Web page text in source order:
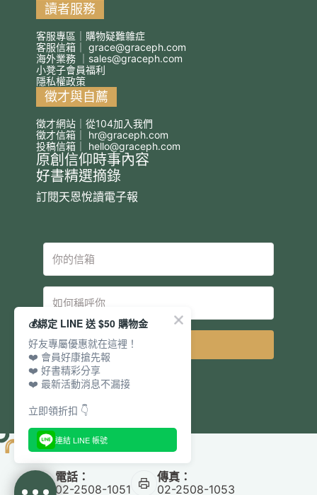
讀者服務
客服專區｜購物疑難雜症
客服信箱｜ grace@graceph.com
海外業務 ｜ sales@graceph.com
小凳子會員福利
隱私權政策
徵才與自薦
徵才網站｜從104加入我們
徵才信箱｜ hr@graceph.com
投稿信箱｜ hello@graceph.com
原創信仰時事內容
好書精選摘錄
訂閱天恩悅讀電子報
電話：
02-2508-1051
傳真：
02-2508-1053
💰綁定 LINE 送 $50 購物金
好友專屬優惠就在這裡！
❤️ 會員好康搶先報
❤️ 好書精彩分享
❤️ 最新活動消息不漏接
立即領折扣 👇
連結 LINE 帳號